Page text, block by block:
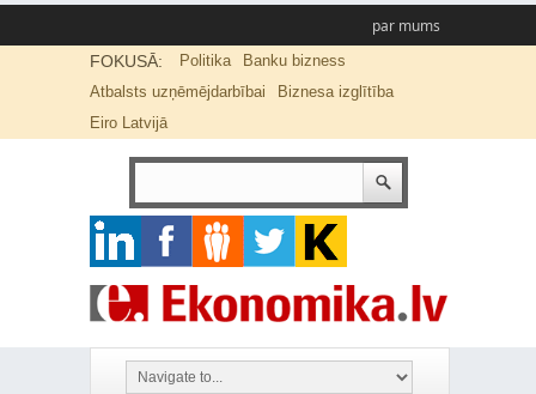
par mums
FOKUSĀ: Politika
Banku bizness
Atbalsts uzņēmējdarbībai
Biznesa izglītība
Eiro Latvijā